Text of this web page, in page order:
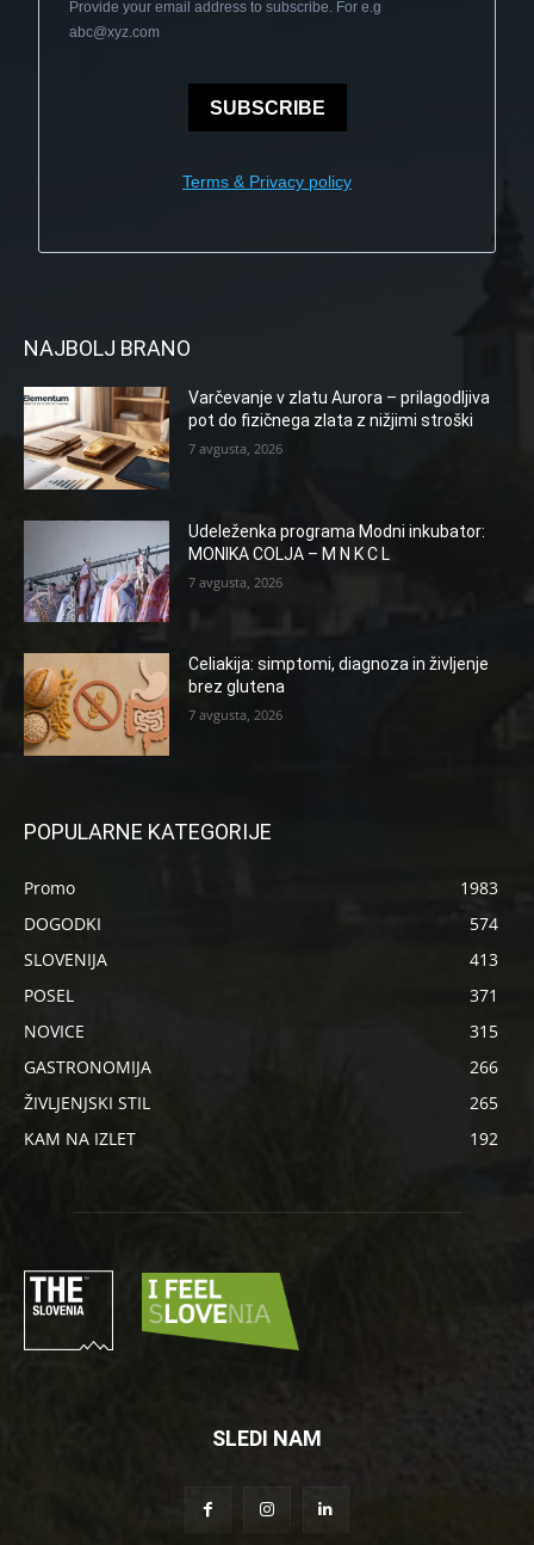
Provide your email address to subscribe. For e.g
abc@xyz.com
SUBSCRIBE
Terms & Privacy policy
NAJBOLJ BRANO
Varčevanje v zlatu Aurora – prilagodljiva
pot do fizičnega zlata z nižjimi stroški
7 avgusta, 2026
Udeleženka programa Modni inkubator:
MONIKA COLJA – M N K C L
7 avgusta, 2026
Celiakija: simptomi, diagnoza in življenje
brez glutena
7 avgusta, 2026
POPULARNE KATEGORIJE
Promo
1983
DOGODKI
574
SLOVENIJA
413
POSEL
371
NOVICE
315
GASTRONOMIJA
266
ŽIVLJENJSKI STIL
265
KAM NA IZLET
192
SLEDI NAM